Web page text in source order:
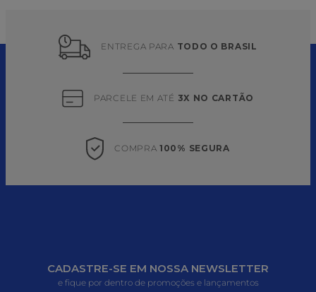
ENTREGA PARA TODO O BRASIL
PARCELE EM ATÉ 3X NO CARTÃO
COMPRA 100% SEGURA
CADASTRE-SE EM NOSSA NEWSLETTER
e fique por dentro de promoções e lançamentos